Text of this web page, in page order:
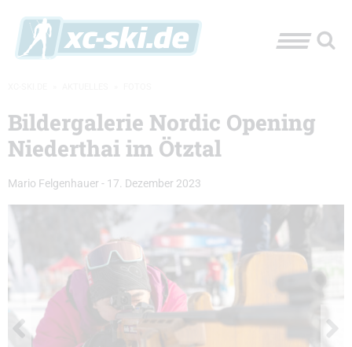
Bildergalerie Nordic Opening
Niederthai im Ötztal
Mario Felgenhauer - 17. Dezember 2023